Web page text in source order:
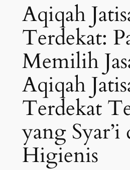
Aqiqah
Terdekat:
Memilih
Aqiqah
Terdekat
yang Syar’i
Higienis